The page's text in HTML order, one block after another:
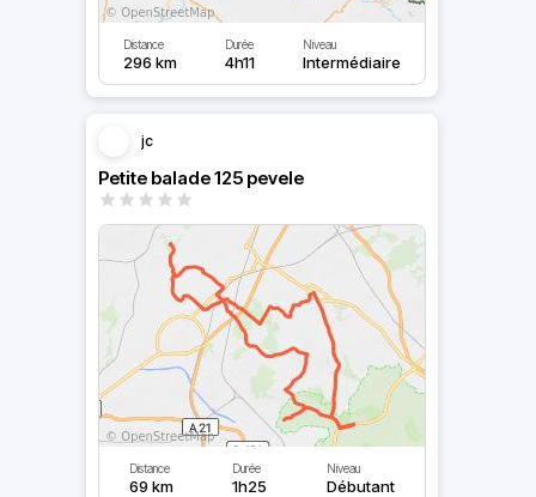
Distance
296 km
Durée
4h11
Niveau
Intermédiaire
jc
Petite balade 125 pevele
Distance
69 km
Durée
1h25
Niveau
Débutant